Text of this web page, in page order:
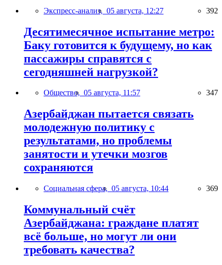
Экспресс-анализ, 05 августа, 12:27 392
Десятимесячное испытание метро:
Баку готовится к будущему, но как
пассажиры справятся с
сегодняшней нагрузкой?
Общество, 05 августа, 11:57 347
Азербайджан пытается связать
молодежную политику с
результатами, но проблемы
занятости и утечки мозгов
сохраняются
Социальная сфера, 05 августа, 10:44 369
Коммунальный счёт
Азербайджана: граждане платят
всё больше, но могут ли они
требовать качества?